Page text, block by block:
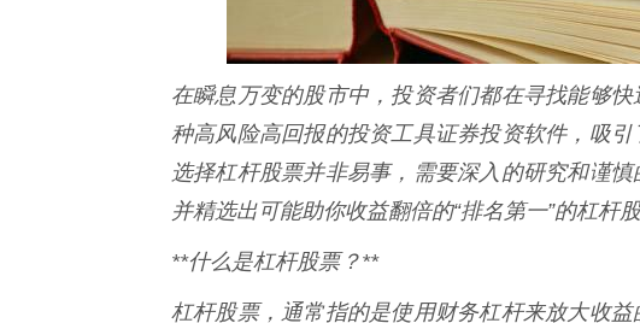
在瞬息万变的股市中，投资者们都在寻找能够
种高风险高回报的投资工具证券投资软件，吸
选择杠杆股票并非易事，需要深入的研究和谨
并精选出可能助你收益翻倍的“排名第一”的杠杆
**什么是杠杆股票？**
杠杆股票，通常指的是使用财务杠杆来放大收